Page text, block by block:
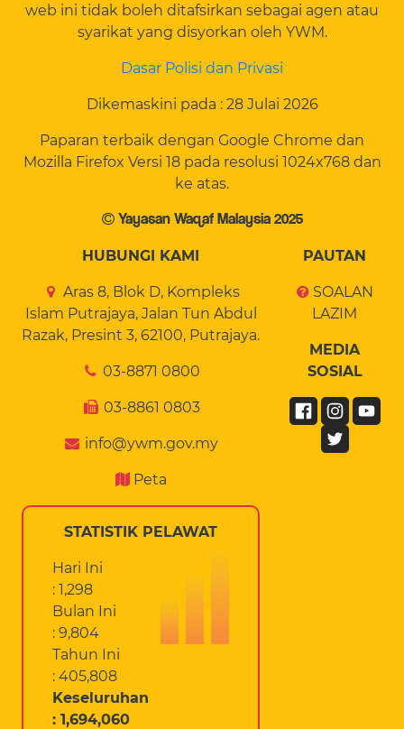
web ini tidak boleh ditafsirkan sebagai agen atau
syarikat yang disyorkan oleh YWM.
Dasar Polisi dan Privasi
Dikemaskini pada : 28 Julai 2026
Paparan terbaik dengan Google Chrome dan
Mozilla Firefox Versi 18 pada resolusi 1024x768 dan
ke atas.
Yayasan Waqaf Malaysia 2025
HUBUNGI KAMI
Aras 8, Blok D, Kompleks
Islam Putrajaya, Jalan Tun Abdul
Razak, Presint 3, 62100, Putrajaya.
03-8871 0800
03-8861 0803
info@ywm.gov.my
Peta
STATISTIK PELAWAT
Hari Ini
: 1,298
Bulan Ini
: 9,804
Tahun Ini
: 405,808
Keseluruhan
: 1,694,060
PAUTAN
SOALAN
LAZIM
MEDIA
SOSIAL